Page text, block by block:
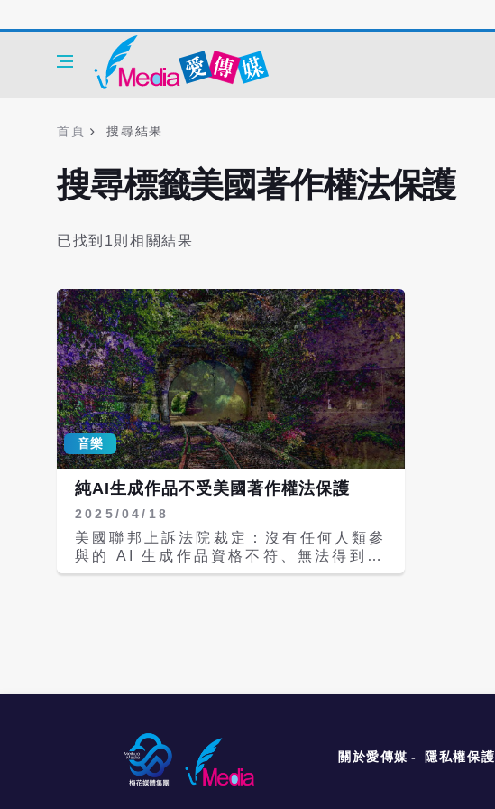
首頁 搜尋結果
搜尋標籤美國著作權法保護
已找到1則相關結果
音樂
純AI生成作品不受美國著作權法保護
2025/04/18
美國聯邦上訴法院裁定：沒有任何人類參
與的 AI 生成作品資格不符、無法得到著
作權保護。 電腦科學家Stephen
起上訴，聯邦上訴法院也依然維持原判。
哥倫比亞特區聯邦上訴法院的Patricia
A. Millett法官指出：「根據1976年著
作權法，所有符合資格的作品，其創作的
關於愛傳媒 隱私權保護